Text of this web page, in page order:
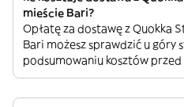
mieście Bari?
Opłatę za dostawę z Quokka
Bari możesz sprawdzić u góry
podsumowaniu kosztów